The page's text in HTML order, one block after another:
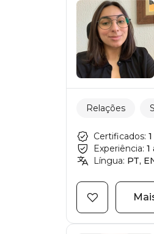
Relações
Certificados: 1
Experiência: 1
Língua: PT,